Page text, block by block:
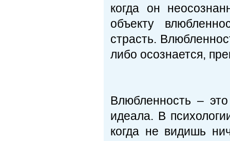
когда он
объекту
страсть.
либо осознается,
Влюбленность –
идеала. В
когда не видишь